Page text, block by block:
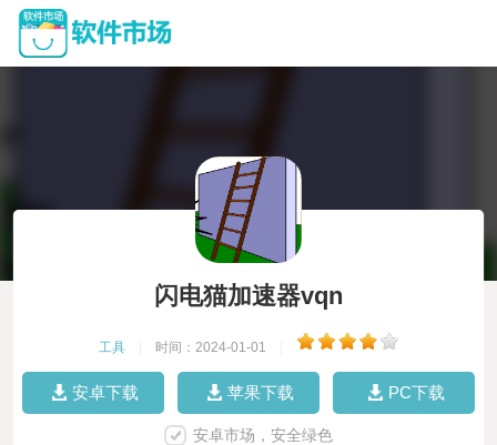
闪电猫加速器vqn
工具 时间：2024-01-01
安卓下载 苹果下载 PC下载
安卓市场，安全绿色